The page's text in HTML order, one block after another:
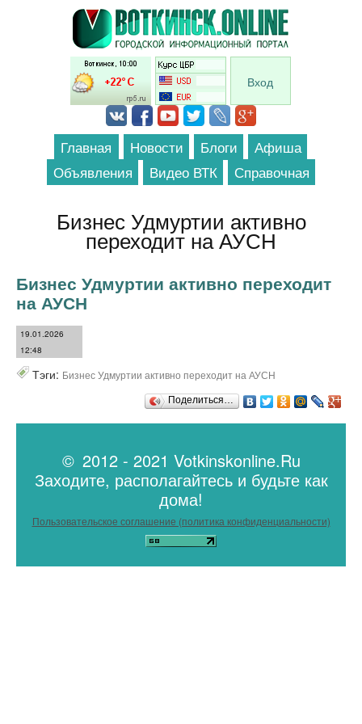
Перейти к основному содержанию
Вход
Главная Новости Блоги
Афиша
Объявления
Видео ВТК Справочная
Бизнес Удмуртии активно
переходит на АУСН
Бизнес Удмуртии активно переходит
на АУСН
19.01.2026
12:48
Тэги: Бизнес Удмуртии активно переходит на АУСН
Поделиться…
© 2012 - 2021 Votkinskonline.Ru
Заходите, располагайтесь и будьте как
дома!
Пользовательское соглашение (политика конфиденциальности)